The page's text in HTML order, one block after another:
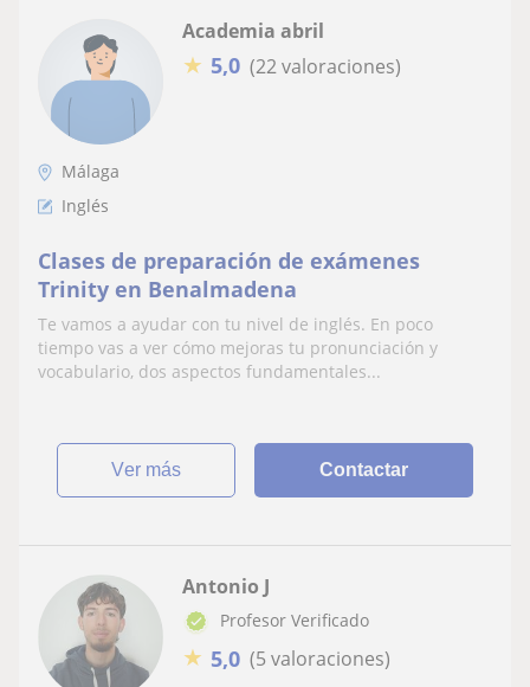
Academia abril
★ 5,0 (22 valoraciones)
Málaga
Inglés
Clases de preparación de exámenes
Trinity en Benalmadena
Te vamos a ayudar con tu nivel de inglés. En poco
tiempo vas a ver cómo mejoras tu pronunciación y
vocabulario, dos aspectos fundamentales...
ver más Contactar
Antonio J
Profesor Verificado
★ 5,0 (5 valoraciones)